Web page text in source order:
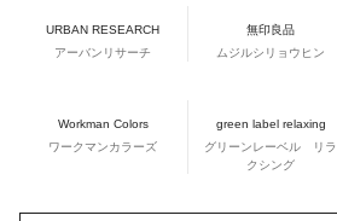
URBAN RESEARCH
アーバンリサーチ
無印良品
ムジルシリョウヒン
Workman Colors
ワークマンカラーズ
green label relaxing
グリーンレーベル リラ
クシング